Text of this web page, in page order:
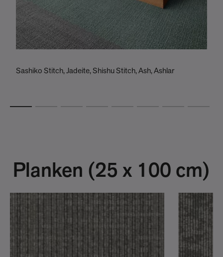
Sashiko Stitch, Jadeite, Shishu Stitch, Ash, Ashlar
Planken (25 x 100 cm)